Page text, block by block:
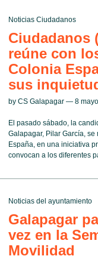
Noticias Ciudadanos
Ciudadanos
reúne con
Colonia
sus
by CS Galapagar — 8
El pasado sábado, la
Galapagar, Pilar García,
España, en una iniciativa
convocan a los diferentes
Noticias del ayuntamiento
Galapagar
vez en la
Movilidad